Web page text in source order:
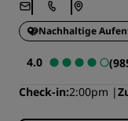
Nachhaltige
4.0
Check-in 2:00pm